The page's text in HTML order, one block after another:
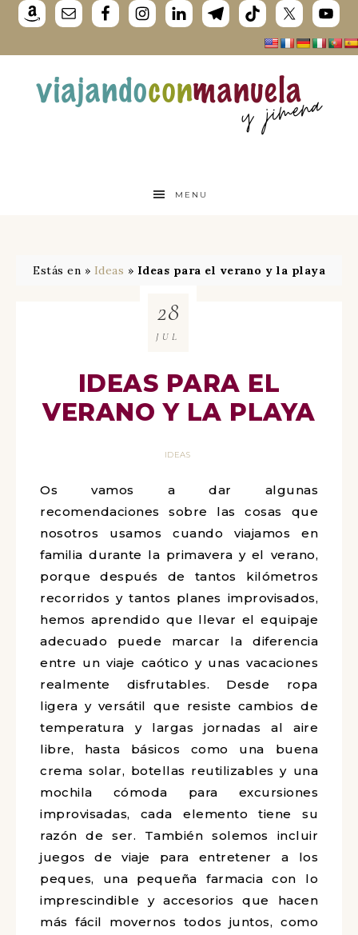
MENU
Estás en » Ideas » Ideas para el verano y la playa
IDEAS PARA EL
VERANO Y LA PLAYA
IDEAS
28
JUL
Os vamos a dar algunas
recomendaciones sobre las cosas que
nosotros usamos cuando viajamos en
familia durante la primavera y el verano,
porque después de tantos kilómetros
recorridos y tantos planes improvisados,
hemos aprendido que llevar el equipaje
adecuado puede marcar la diferencia
entre un viaje caótico y unas vacaciones
realmente disfrutables. Desde ropa
ligera y versátil que resiste cambios de
temperatura y largas jornadas al aire
libre, hasta básicos como una buena
crema solar, botellas reutilizables y una
mochila cómoda para excursiones
improvisadas, cada elemento tiene su
razón de ser. También solemos incluir
juegos de viaje para entretener a los
peques, una pequeña farmacia con lo
imprescindible y accesorios que hacen
más fácil movernos todos juntos, como